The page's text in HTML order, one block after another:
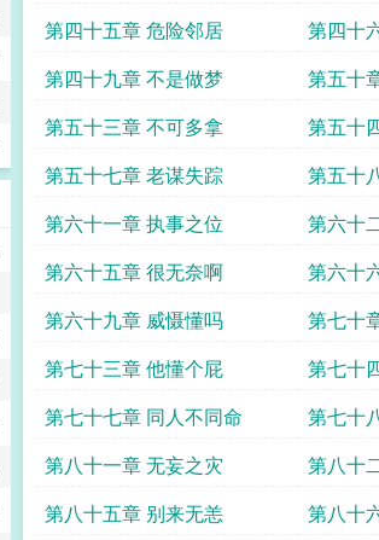
第四十五章 危险邻居
第四十
第四十九章 不是做梦
第五十
第五十三章 不可多拿
第五十
第五十七章 老谋失踪
第五十
第六十一章 执事之位
第六十
第六十五章 很无奈啊
第六十
第六十九章 威慑懂吗
第七十
第七十三章 他懂个屁
第七十
第七十七章 同人不同命
第七十
第八十一章 无妄之灾
第八十
第八十五章 别来无恙
第八十